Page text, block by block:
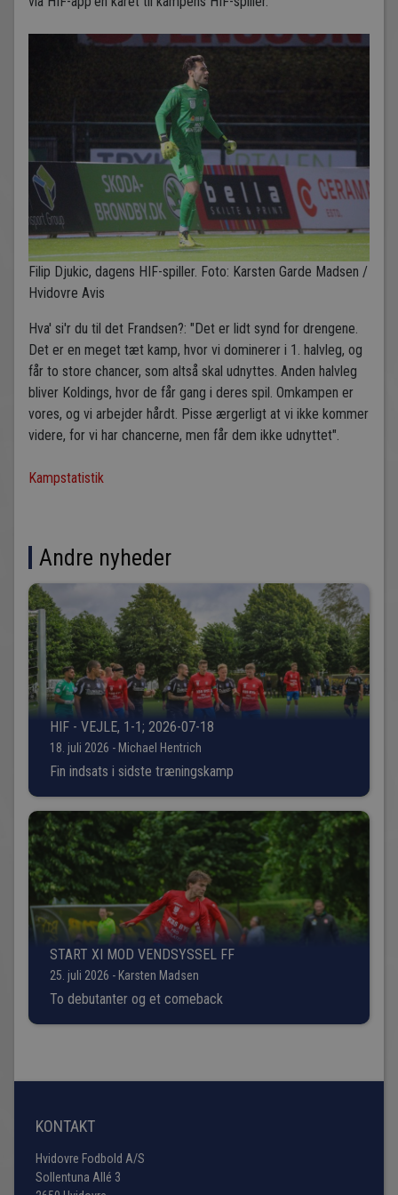
Filip Djukic, dagens HIF-spiller. Foto: Karsten Garde Madsen /
Hvidovre Avis
Hva' si'r du til det Frandsen?: "Det er lidt synd for drengene.
Det er en meget tæt kamp, hvor vi dominerer i 1. halvleg, og
får to store chancer, som altså skal udnyttes. Anden halvleg
bliver Koldings, hvor de får gang i deres spil. Omkampen er
vores, og vi arbejder hårdt. Pisse ærgerligt at vi ikke kommer
videre, for vi har chancerne, men får dem ikke udnyttet".
Kampstatistik
Andre nyheder
HIF - VEJLE, 1-1; 2026-07-18
18. juli 2026 - Michael Hentrich
Fin indsats i sidste træningskamp
START XI MOD VENDSYSSEL FF
25. juli 2026 - Karsten Madsen
To debutanter og et comeback
KONTAKT
Hvidovre Fodbold A/S
Sollentuna Allé 3